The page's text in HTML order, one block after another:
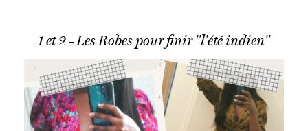
1 et 2 - Les Robes pour finir "l'été indien"